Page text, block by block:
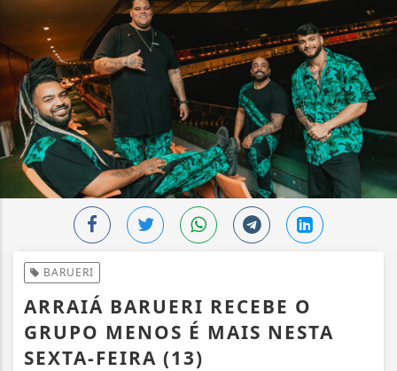
BARUERI
ARRAIÁ BARUERI RECEBE O
GRUPO MENOS É MAIS NESTA
SEXTA-FEIRA (13)